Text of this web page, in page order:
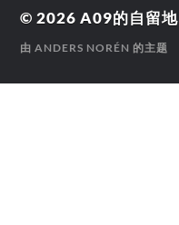
© 2026A09的自留地
由ANDERS NORÉN 的主题